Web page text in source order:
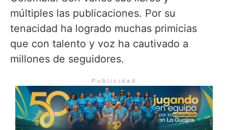
múltiples las publicaciones. Por su
tenacidad ha logrado muchas primicias
que con talento y voz ha cautivado a
millones de seguidores.
Publicidad